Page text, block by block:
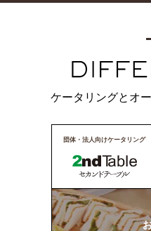
ケータリングとオ
団体・法人向けケータリング